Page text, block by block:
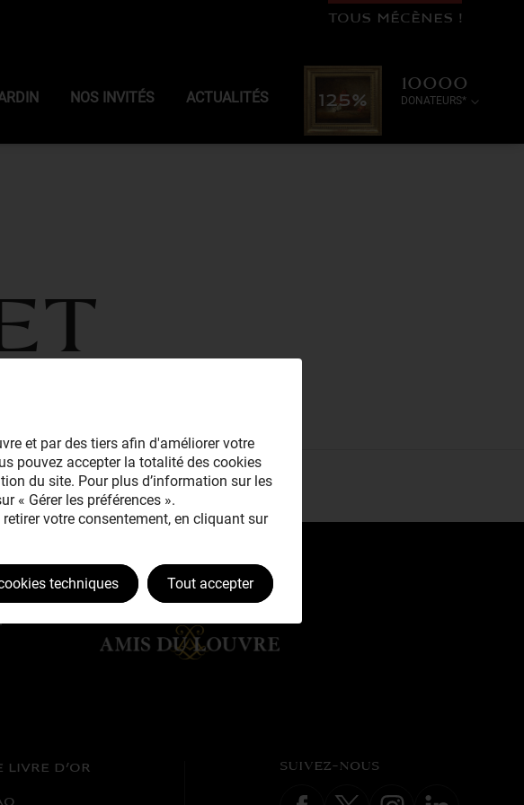
TOUS MÉCÈNES !
NOS INVITÉS ACTUALITÉS 125%
10000
DONATEURS*
LIVRE D’OR SUIVEZ-NOUS
et par des tiers afin d'améliorer votre
pouvez accepter la totalité des cookies
du site. Pour plus d’information sur les
« Gérer les préférences ».
votre consentement, en cliquant sur
techniques Tout accepter